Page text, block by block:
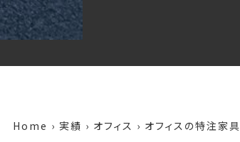
Home › 実績 › オフィス › オフィスの特注家具